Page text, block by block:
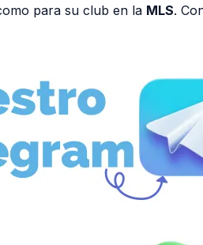
para su club en la MLS.